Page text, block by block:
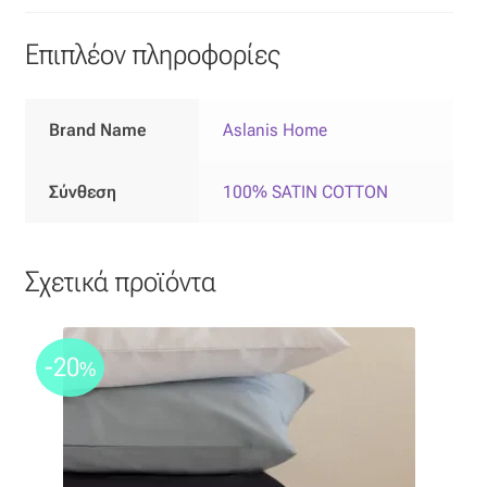
Ζακάρ
Καραβόπανο
Λονέτα
Μουσελίνα
Μπροκάρ
Οργάντζα
Επιπλέον πληροφορίες
Brand Name Aslanis Home
Σύνθεση 100% SATIN COTTON
Σχετικά προϊόντα
-20%